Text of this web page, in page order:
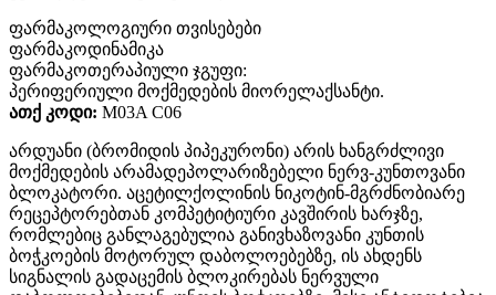
ფარმაკოლოგიური თვისებები
ფარმაკოდინამიკა
ფარმაკოთერაპიული ჯგუფი:
პერიფერიული მოქმედების მიორელაქსანტი.
ათქ კოდი: M03A C06
არდუანი (ბრომიდის პიპეკურონი) არის ხანგრძლივი
მოქმედების არამადეპოლარიზებელი ნერვ-კუნთოვანი
ბლოკატორი. აცეტილქოლინის ნიკოტინ-მგრძნობიარე
რეცეპტორებთან კომპეტიტიური კავშირის ხარჯზე,
რომლებიც განლაგებულია განივხაზოვანი კუნთის
ბოჭკოების მოტორულ დაბოლოებებზე, ის ახდენს
სიგნალის გადაცემის ბლოკირებას ნერვული